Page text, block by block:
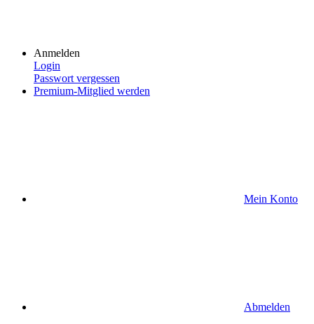
Anmelden
Login
Passwort vergessen
Premium-Mitglied werden
Mein Konto
Abmelden